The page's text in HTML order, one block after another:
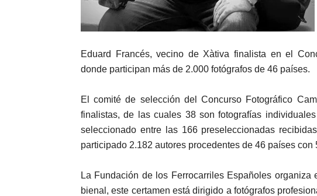
Eduard Francés, vecino de Xàtiva finalista en el
donde participan más de 2.000 fotógrafos de 46 países.
El comité de selección del Concurso Fotográfico
finalistas, de las cuales 38 son fotografías
seleccionado entre las 166 preseleccionadas
participado 2.182 autores procedentes de 46 países con
La Fundación de los Ferrocarriles Españoles organiza
bienal, este certamen está dirigido a fotógrafos